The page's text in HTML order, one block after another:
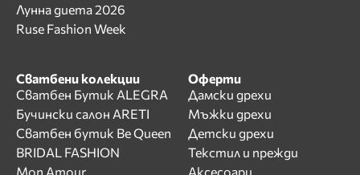
Лунна диета 2026
Ruse Fashion Week
Сватбени колекции
Сватбен Бутик ALEGRA
Бучински салон ARETI
Сватбен бутик Be Queen
BRIDAL FASHION
Mon Amour
Оферти
Дамски дрехи
Мъжки дрехи
Детски дрехи
Текстил и прежди
Аксесоари